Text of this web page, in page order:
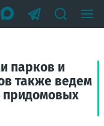
парков и
также ведем
придомовых